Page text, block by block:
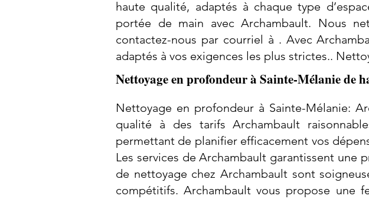
haute qualité, adaptés à chaque type
portée de main avec Archambault. Nous
contactez-nous par courriel à . Avec
adaptés à vos exigences les plus strictes..
Nettoyage en profondeur à Sainte-Mélanie de
Nettoyage en profondeur à Sainte-Mélanie:
qualité à des tarifs Archambault
permettant de planifier efficacement vos
Les services de Archambault garantissent une
de nettoyage chez Archambault sont
compétitifs. Archambault vous propose une